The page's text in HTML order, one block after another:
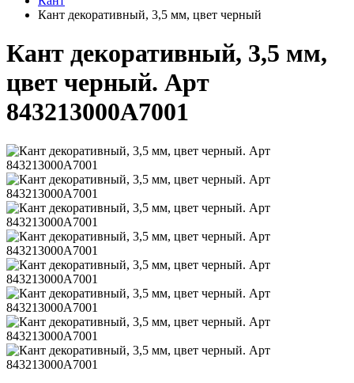
Кант декоративный, 3,5 мм, цвет черный
Кант декоративный, 3,5 мм,
цвет черный. Арт
843213000A7001